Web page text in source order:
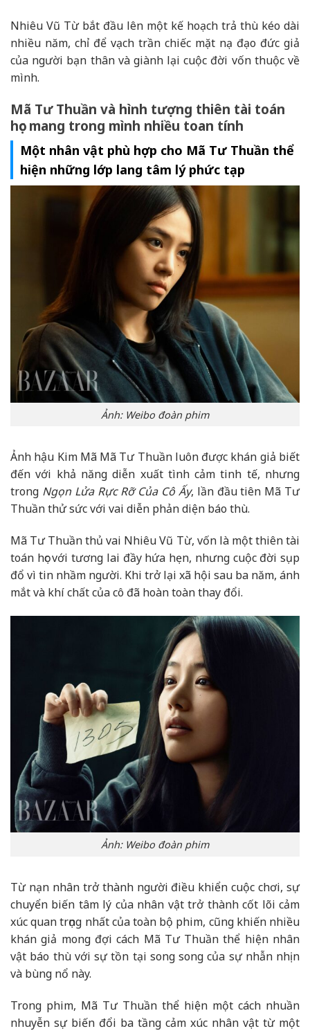
Nhiêu Vũ Từ bắt đầu lên một kế hoạch trả thù kéo dài
nhiều năm, chỉ để vạch trần chiếc mặt nạ đạo đức giả
của người bạn thân và giành lại cuộc đời vốn thuộc về
mình.
Mã Tư Thuần và hình tượng thiên tài toán
học mang trong mình nhiều toan tính
Một nhân vật phù hợp cho Mã Tư Thuần thể
hiện những lớp lang tâm lý phức tạp
Ảnh: Weibo đoàn phim
Ảnh hậu Kim Mã Mã Tư Thuần luôn được khán giả biết
đến với khả năng diễn xuất tình cảm tinh tế, nhưng
trong Ngọn Lửa Rực Rỡ Của Cô Ấy, lần đầu tiên Mã Tư
Thuần thử sức với vai diễn phản diện báo thù.
Mã Tư Thuần thủ vai Nhiêu Vũ Từ, vốn là một thiên tài
toán học với tương lai đầy hứa hẹn, nhưng cuộc đời sụp
đổ vì tin nhầm người. Khi trở lại xã hội sau ba năm, ánh
mắt và khí chất của cô đã hoàn toàn thay đổi.
Ảnh: Weibo đoàn phim
Từ nạn nhân trở thành người điều khiển cuộc chơi, sự
chuyển biến tâm lý của nhân vật trở thành cốt lõi cảm
xúc quan trọng nhất của toàn bộ phim, cũng khiến nhiều
khán giả mong đợi cách Mã Tư Thuần thể hiện nhân
vật báo thù với sự tồn tại song song của sự nhẫn nhịn
và bùng nổ này.
Trong phim, Mã Tư Thuần thể hiện một cách nhuần
nhuyễn sự biến đổi ba tầng cảm xúc nhân vật từ một